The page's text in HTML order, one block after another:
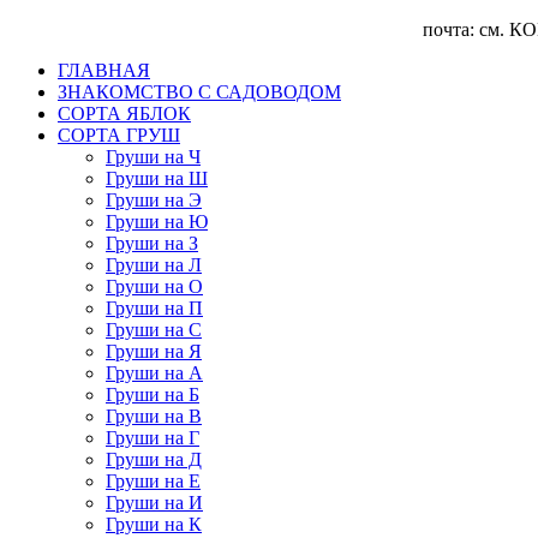
почта: см.
ГЛАВНАЯ
ЗНАКОМСТВО С САДОВОДОМ
CОРТА ЯБЛОК
СОРТА ГРУШ
Груши на Ч
Груши на Ш
Груши на Э
Груши на Ю
Груши на З
Груши на Л
Груши на О
Груши на П
Груши на С
Груши на Я
Груши на А
Груши на Б
Груши на В
Груши на Г
Груши на Д
Груши на Е
Груши на И
Груши на К